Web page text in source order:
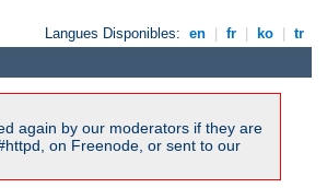
Langues Disponibles: en fr ko tr
again by our moderators if they are
on Freenode, or sent to our